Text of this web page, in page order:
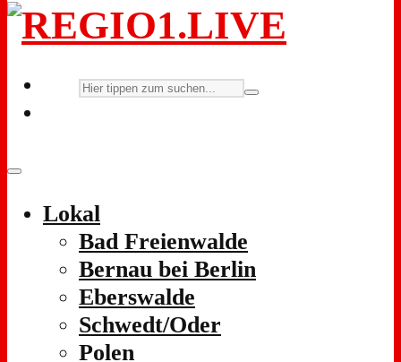
Lokal
Bad Freienwalde
Bernau bei Berlin
Eberswalde
Schwedt/Oder
Polen